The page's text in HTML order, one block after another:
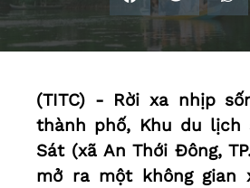
(TITC) - Rời xa nhịp
thành phố, Khu du lịch
Sát (xã An Thới Đông,
mở ra một không gian